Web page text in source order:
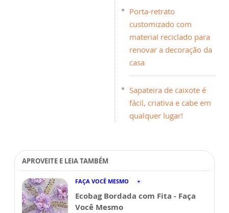
Porta-retrato
customizado com
material reciclado para
renovar a decoração da
casa
Sapateira de caixote é
fácil, criativa e cabe em
qualquer lugar!
APROVEITE E LEIA TAMBÉM
FAÇA VOCÊ MESMO
Ecobag Bordada com Fita - Faça
Você Mesmo